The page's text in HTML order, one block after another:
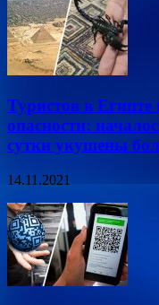
Туристов в Египте
опасности:
сутки укушены
14.11.2021